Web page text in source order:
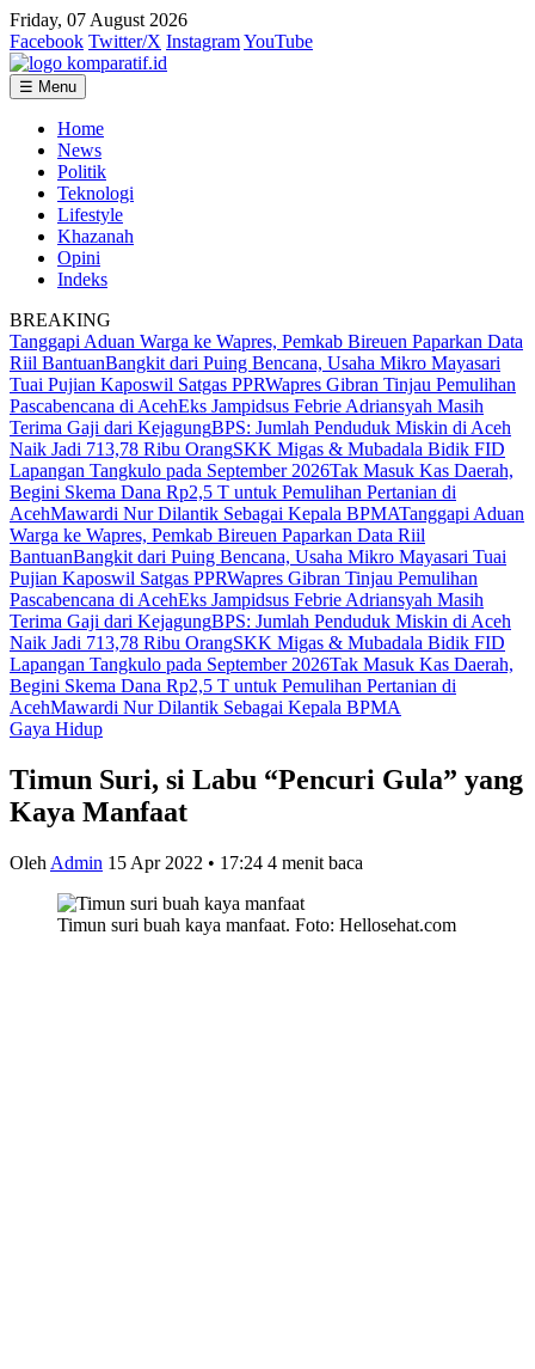
Friday, 07 August 2026
Facebook Twitter/X InstagramYouTube
☰ Menu
Home
News
Politik
Teknologi
Lifestyle
Khazanah
Opini
Indeks
BREAKING
Tanggapi Aduan Warga ke Wapres, Pemkab Bireuen Paparkan Data
Riil BantuanBangkit dari Puing Bencana, Usaha Mikro Mayasari
Tuai Pujian Kaposwil Satgas PPRWapres Gibran Tinjau Pemulihan
Pascabencana di AcehEks Jampidsus Febrie Adriansyah Masih
Terima Gaji dari KejagungBPS: Jumlah Penduduk Miskin di Aceh
Naik Jadi 713,78 Ribu OrangSKK Migas & Mubadala Bidik FID
Lapangan Tangkulo pada September 2026Tak Masuk Kas Daerah,
Begini Skema Dana Rp2,5 T untuk Pemulihan Pertanian di
AcehMawardi Nur Dilantik Sebagai Kepala BPMATanggapi Aduan
Warga ke Wapres, Pemkab Bireuen Paparkan Data Riil
BantuanBangkit dari Puing Bencana, Usaha Mikro Mayasari Tuai
Pujian Kaposwil Satgas PPRWapres Gibran Tinjau Pemulihan
Pascabencana di AcehEks Jampidsus Febrie Adriansyah Masih
Terima Gaji dari KejagungBPS: Jumlah Penduduk Miskin di Aceh
Naik Jadi 713,78 Ribu OrangSKK Migas & Mubadala Bidik FID
Lapangan Tangkulo pada September 2026Tak Masuk Kas Daerah,
Begini Skema Dana Rp2,5 T untuk Pemulihan Pertanian di
AcehMawardi Nur Dilantik Sebagai Kepala BPMA
Gaya Hidup
Timun Suri, si Labu “Pencuri Gula” yang
Kaya Manfaat
Oleh Admin 15 Apr 2022 • 17:24 4 menit baca
Timun suri buah kaya manfaat. Foto: Hellosehat.com